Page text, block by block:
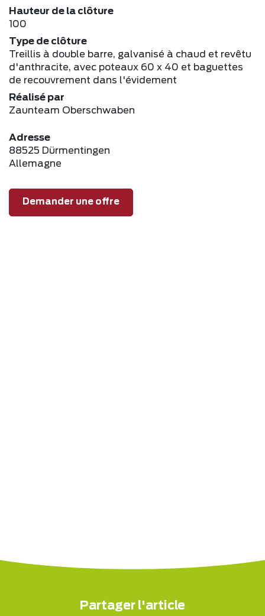
Hauteur de la clôture
100
Type de clôture
Treillis à double barre, galvanisé à chaud et revêtu
d'anthracite, avec poteaux 60 x 40 et baguettes
de recouvrement dans l'évidement
Réalisé par
Zaunteam Oberschwaben
Adresse
88525 Dürmentingen
Allemagne
Demander une offre
Partager l'article